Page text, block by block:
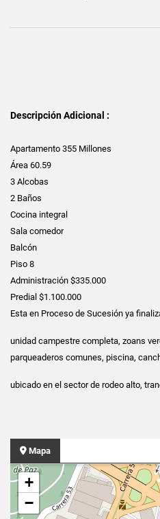
Descripción Adicional :
Apartamento 355 Millones
Área 60.59
3 Alcobas
2 Baños
Cocina integral
Sala comedor
Balcón
Piso 8
Administración $335.000
Predial $1.100.000
Esta en Proceso de Sucesión ya
unidad campestre completa, zoans
parqueaderos comunes, piscina,
ubicado en el sector de rodeo alto,
Mapa
+
−